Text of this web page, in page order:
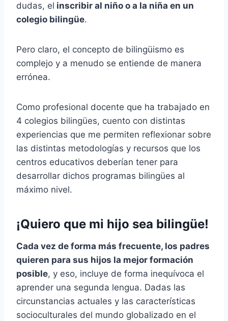
dudas, el inscribir al niño o a la niña en un
colegio bilingüe.
Pero claro, el concepto de bilingüismo es
complejo y a menudo se entiende de manera
errónea.
Como profesional docente que ha trabajado en
4 colegios bilingües, cuento con distintas
experiencias que me permiten reflexionar sobre
las distintas metodologías y recursos que los
centros educativos deberían tener para
desarrollar dichos programas bilingües al
máximo nivel.
¡Quiero que mi hijo sea bilingüe!
Cada vez de forma más frecuente, los padres
quieren para sus hijos la mejor formación
posible, y eso, incluye de forma inequívoca el
aprender una segunda lengua. Dadas las
circunstancias actuales y las características
socioculturales del mundo globalizado en el